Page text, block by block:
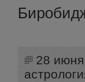
28 июня